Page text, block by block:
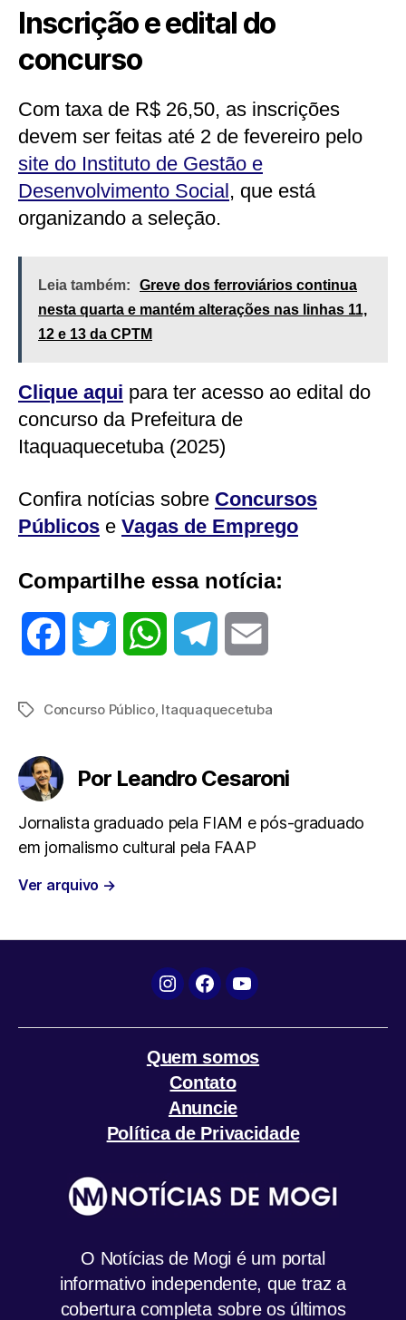
Inscrição e edital do
concurso
Com taxa de R$ 26,50, as inscrições
devem ser feitas até 2 de fevereiro pelo
site do Instituto de Gestão e
Desenvolvimento Social, que está
organizando a seleção.
Leia também:
Greve dos ferroviários continua
nesta quarta e mantém alterações nas linhas 11,
12 e 13 da CPTM
Clique aqui para ter acesso ao edital do
concurso da Prefeitura de
Itaquaquecetuba (2025)
Confira notícias sobre Concursos
Públicos e Vagas de Emprego
Compartilhe essa notícia:
o
o
k
e A
p
r
m
TagsConcurso Público, Itaquaquecetuba
Por Leandro Cesaroni
Jornalista graduado pela FIAM e pós-graduado
em jornalismo cultural pela FAAP
Ver arquivo →
Instagram
FacebookYouTube
Quem somos
Contato
Anuncie
Política de Privacidade
O Notícias de Mogi é um portal
informativo independente, que traz a
cobertura completa sobre os últimos